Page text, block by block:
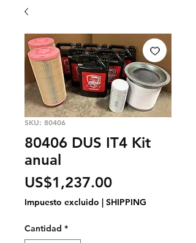
SKU: 80406
80406 DUS IT4 Kit
anual
US$1,237.00Precio
Impuesto excluido SHIPPING
Cantidad *